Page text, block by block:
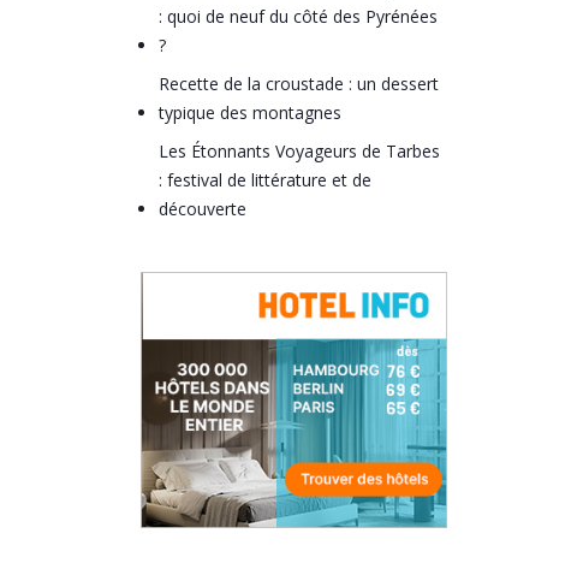
: quoi de neuf du côté des Pyrénées
?
Recette de la croustade : un dessert
typique des montagnes
Les Étonnants Voyageurs de Tarbes
: festival de littérature et de
découverte